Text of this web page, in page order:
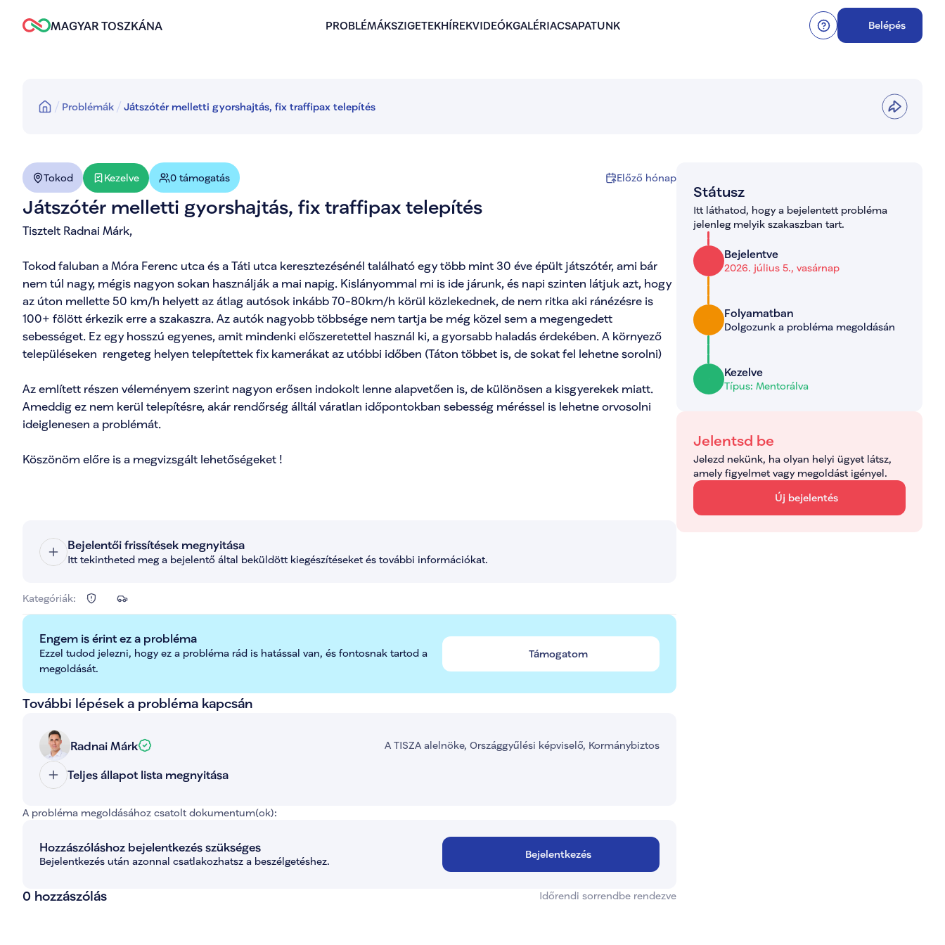
MAGYAR TOSZKÁNA PROBLÉMÁKSZIGETEKHÍREKVIDEÓKGALÉRIACSAPATUNK Belépés
Problémák Játszótér melletti gyorshajtás, fix traffipax telepítés
Tokod Kezelve 0 támogatás Előző hónap
Játszótér melletti gyorshajtás, fix traffipax telepítés
Tisztelt Radnai Márk,
Tokod faluban a Móra Ferenc utca és a Táti utca keresztezésénél található egy több mint 30 éve épült játszótér, ami bár
nem túl nagy, mégis nagyon sokan használják a mai napig. Kislányommal mi is ide járunk, és napi szinten látjuk azt, hogy
az úton mellette 50 km/h helyett az átlag autósok inkább 70-80km/h körül közlekednek, de nem ritka aki ránézésre is
100+ fölött érkezik erre a szakaszra. Az autók nagyobb többsége nem tartja be még közel sem a megengedett
sebességet. Ez egy hosszú egyenes, amit mindenki előszeretettel használ ki, a gyorsabb haladás érdekében. A környező
településeken  rengeteg helyen telepítettek fix kamerákat az utóbbi időben (Táton többet is, de sokat fel lehetne sorolni)
Az említett részen véleményem szerint nagyon erősen indokolt lenne alapvetően is, de különösen a kisgyerekek miatt.
Ameddig ez nem kerül telepítésre, akár rendőrség álltál váratlan időpontokban sebesség méréssel is lehetne orvosolni
ideiglenesen a problémát.
Köszönöm előre is a megvizsgált lehetőségeket !
Bejelentői frissítések megnyitása
Itt tekintheted meg a bejelentő által beküldött kiegészítéseket és további információkat.
Kategóriák:
Engem is érint ez a probléma
Ezzel tudod jelezni, hogy ez a probléma rád is hatással van, és fontosnak tartod a
megoldását.
Támogatom
További lépések a probléma kapcsán
Radnai Márk A TISZA alelnöke, Országgyűlési képviselő, Kormánybiztos
Teljes állapot lista megnyitása
A probléma megoldásához csatolt dokumentum(ok):
Hozzászóláshoz bejelentkezés szükséges
Bejelentkezés után azonnal csatlakozhatsz a beszélgetéshez.
Bejelentkezés
0 hozzászólás Időrendi sorrendbe rendezve
Státusz
Itt láthatod, hogy a bejelentett probléma
jelenleg melyik szakaszban tart.
Bejelentve
2026. július 5., vasárnap
Folyamatban
Dolgozunk a probléma megoldásán
Kezelve
Típus: Mentorálva
Jelentsd be
Jelezd nekünk, ha olyan helyi ügyet látsz,
amely figyelmet vagy megoldást igényel.
Új bejelentés